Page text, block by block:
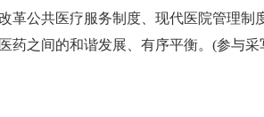
革公共医疗服务制度、现代医院管理制
药之间的和谐发展、有序平衡。(参与采